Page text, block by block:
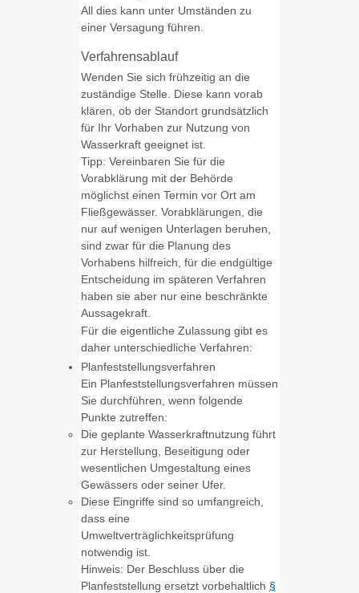
All dies kann unter Umständen zu
einer Versagung führen.
Verfahrensablauf
Wenden Sie sich frühzeitig an die
zuständige Stelle. Diese kann vorab
klären, ob der Standort grundsätzlich
für Ihr Vorhaben zur Nutzung von
Wasserkraft geeignet ist.
Tipp: Vereinbaren Sie für die
Vorabklärung mit der Behörde
möglichst einen Termin vor Ort am
Fließgewässer. Vorabklärungen, die
nur auf wenigen Unterlagen beruhen,
sind zwar für die Planung des
Vorhabens hilfreich, für die endgültige
Entscheidung im späteren Verfahren
haben sie aber nur eine beschränkte
Aussagekraft.
Für die eigentliche Zulassung gibt es
daher unterschiedliche Verfahren:
Planfeststellungsverfahren
Ein Planfeststellungsverfahren müssen
Sie durchführen, wenn folgende
Punkte zutreffen:
Die geplante Wasserkraftnutzung führt
zur Herstellung, Beseitigung oder
wesentlichen Umgestaltung eines
Gewässers oder seiner Ufer.
Diese Eingriffe sind so umfangreich,
dass eine
Umweltverträglichkeitsprüfung
notwendig ist.
Hinweis: Der Beschluss über die
Planfeststellung ersetzt vorbehaltlich §